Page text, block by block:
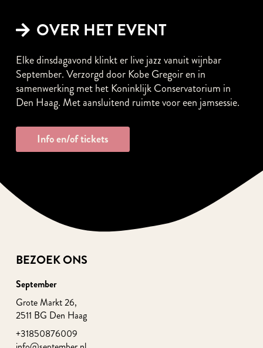
OVER HET EVENT
Elke dinsdagavond klinkt er live jazz vanuit wijnbar
September. Verzorgd door Kobe Gregoir en in
samenwerking met het Koninklijk Conservatorium in
Den Haag. Met aansluitend ruimte voor een jamsessie.
Info en/of tickets
BEZOEK ONS
September
Grote Markt 26,
2511 BG Den Haag
+31850876009